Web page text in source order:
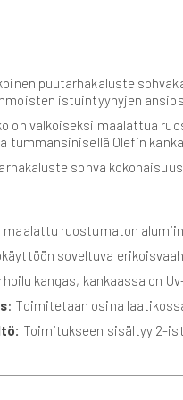
puutarhakaluste
istuintyynyjen
on valkoiseksi maalattua
tummansinisellä Olefin
sohva
maalattu ruostumaton
soveltuva
kangas, kankaassa on
: Toimitetaan osina
Toimitukseen sisältyy 2-